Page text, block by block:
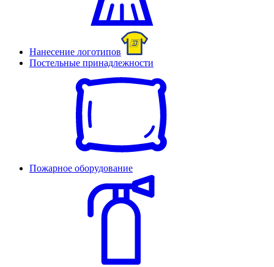
Нанесение логотипов
Постельные принадлежности
Пожарное оборудование